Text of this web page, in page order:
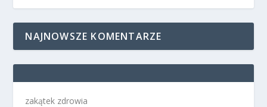
NAJNOWSZE KOMENTARZE
zakątek zdrowia